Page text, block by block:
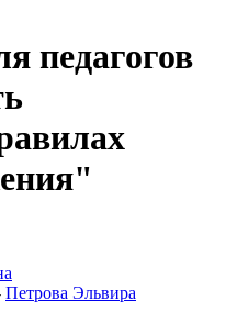
педагогов
Петрова Эльвира